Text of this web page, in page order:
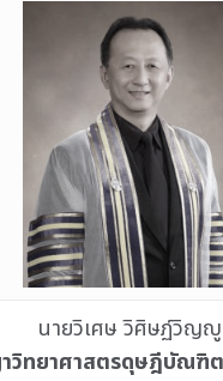
นายวิเศษ วิศิษฏ์วิญญู
วิทยาศาสตรดุษฎีบัณฑิ